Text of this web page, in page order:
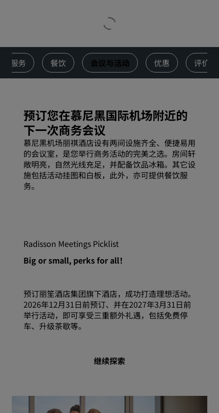
服务 餐饮 会议与活动 优惠 评价
预订您在慕尼黑国际机场附近的
下一次商务会议
慕尼黑机场丽祺酒店设有两间设施齐全、便捷易用
的会议室，是您举行商务活动的完美之选。房间轩
敞明亮，自然光线充足，并配备饮品冰箱。其它设
施包括活动挂图和白板，此外，亦可提供餐饮服
务。
Radisson Meetings Picklist
Big or small, perks for all！
预订丽笙酒店集团旗下酒店，成功打造理想活动。
2026年12月31日前预订、并在2027年3月31日前
举行活动，即可享受三重额外礼遇，包括免费停
车、升级茶歇等。
继续探索